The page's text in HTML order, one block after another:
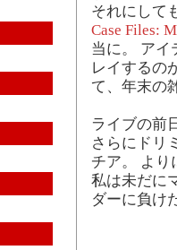
それにして
Case Files:
当に。 ア
レイするの
て、年末の
ライブの前
さらにドリ
チア。 より
私は未だに
ダーに負け